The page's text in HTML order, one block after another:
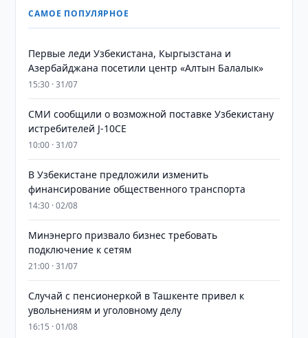
САМОЕ ПОПУЛЯРНОЕ
Первые леди Узбекистана, Кыргызстана и
Азербайджана посетили центр «Алтын Балалык»
15:30 · 31/07
СМИ сообщили о возможной поставке Узбекистану
истребителей J-10CE
10:00 · 31/07
В Узбекистане предложили изменить
финансирование общественного транспорта
14:30 · 02/08
Минэнерго призвало бизнес требовать
подключение к сетям
21:00 · 31/07
Случай с пенсионеркой в Ташкенте привел к
увольнениям и уголовному делу
16:15 · 01/08